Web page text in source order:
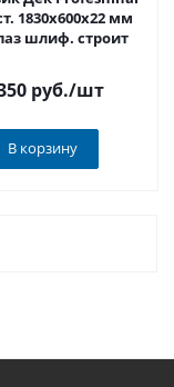
1830х600х22 мм
шлиф. строит
руб./шт
В корзину